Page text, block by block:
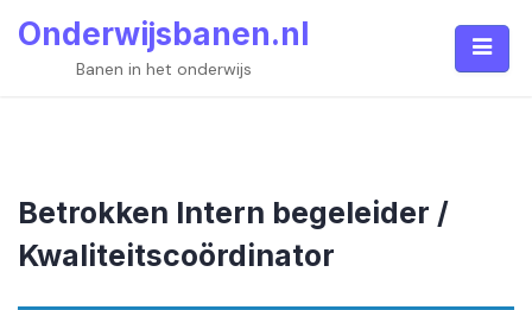
Onderwijsbanen.nl
Banen in het onderwijs
Betrokken Intern begeleider /
Kwaliteitscoördinator